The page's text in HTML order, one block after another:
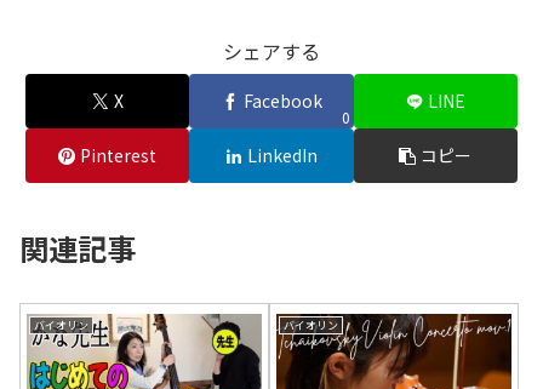
シェアする
X Facebook
0
LINE
Pinterest LinkedIn コピー
関連記事
バイオリン バイオリン